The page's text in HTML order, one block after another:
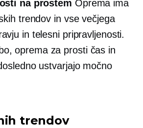
na prostem Oprema ima
trendov in vse večjega
in telesni pripravljenosti.
oprema za prosti čas in
ustvarjajo močno
trendov